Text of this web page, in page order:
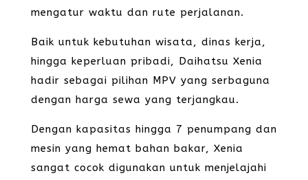
mengatur waktu dan rute perjalanan.
Baik untuk kebutuhan wisata, dinas kerja,
hingga keperluan pribadi, Daihatsu Xenia
hadir sebagai pilihan MPV yang serbaguna
dengan harga sewa yang terjangkau.
Dengan kapasitas hingga 7 penumpang dan
mesin yang hemat bahan bakar, Xenia
sangat cocok digunakan untuk menjelajahi